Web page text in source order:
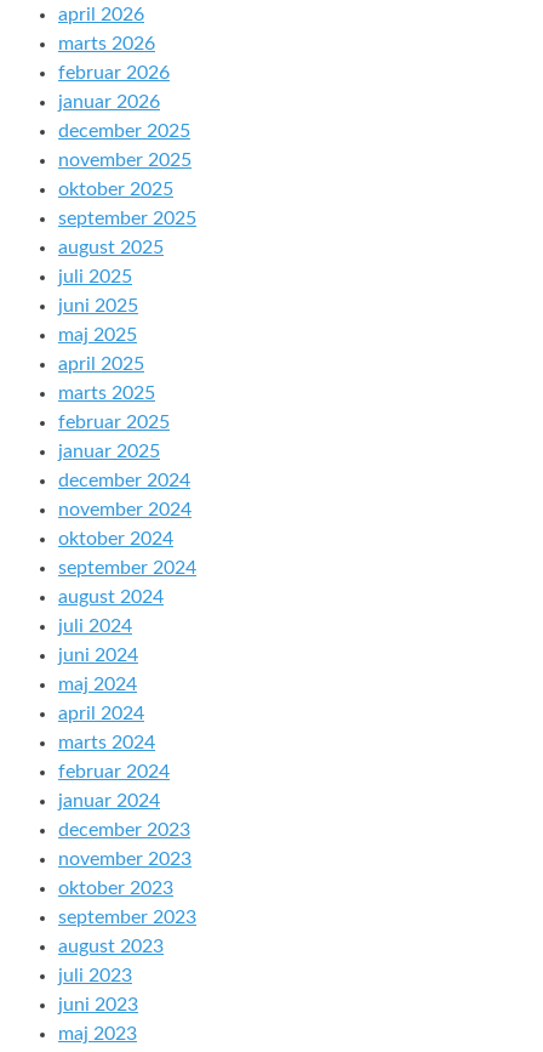
april 2026
marts 2026
februar 2026
januar 2026
december 2025
november 2025
oktober 2025
september 2025
august 2025
juli 2025
juni 2025
maj 2025
april 2025
marts 2025
februar 2025
januar 2025
december 2024
november 2024
oktober 2024
september 2024
august 2024
juli 2024
juni 2024
maj 2024
april 2024
marts 2024
februar 2024
januar 2024
december 2023
november 2023
oktober 2023
september 2023
august 2023
juli 2023
juni 2023
maj 2023